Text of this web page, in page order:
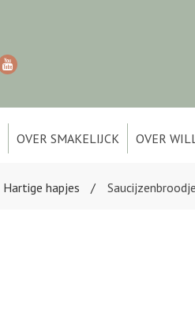
OVER SMAKELIJCK OVER
Hartige hapjes